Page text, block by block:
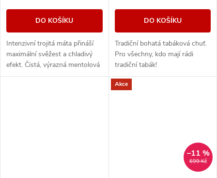
DO KOŠÍKU
Intenzivní trojitá máta přináší
maximální svěžest a chladivý
efekt. Čistá, výrazná mentolová
chuť pro milovníky silného
DO KOŠÍKU
Tradiční bohatá tabáková chuť.
Pro všechny, kdo mají rádi
tradiční tabák!
Akce
699 Kč
–11 %